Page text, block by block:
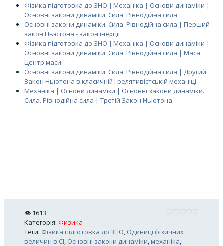
Фізика підготовка до ЗНО | Механіка | Основи динаміки |
Основні закони динаміки. Сила. Рівнодійна сила
Основні закони динаміки. Сила. Рівнодійна сила | Перший
закон Ньютона - закон інерції
Фізика підготовка до ЗНО | Механіка | Основи динаміки |
Основні закони динаміки. Сила. Рівнодійна сила | Маса.
Центр маси
Основні закони динаміки. Сила. Рівнодійна сила | Другий
Закон Ньютона в класичній і релятивістській механіці
Механіка | Основи динаміки | Основні закони динаміки.
Сила. Рівнодійна сила | Третій Закон Ньютона
👁 1613
Категорія: Физика
Теги: Фізика підготовка до ЗНО, Одиниці фізичних
величин в СІ, Основні закони динаміки, механіка,